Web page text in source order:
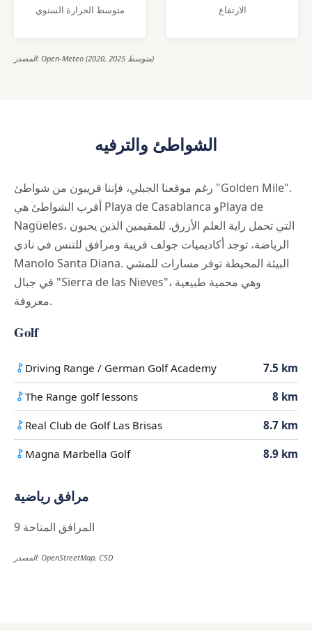
متوسط الحرارة السنوي الارتفاع
المصدر: Open-Meteo (2020, 2025 متوسط)
الشواطئ والترفيه
رغم موقعنا الجبلي، فإننا قريبون من شواطئ "Golden Mile".
أقرب الشواطئ هي Playa de Casablanca وPlaya de
Nagüeles، التي تحمل راية العلم الأزرق. للمقيمين الذين يحبون
الرياضة، توجد أكاديميات جولف قريبة ومرافق للتنس في نادي
Manolo Santa Diana. البيئة المحيطة توفر مسارات للمشي
في جبال "Sierra de las Nieves"، وهي محمية طبيعية
معروفة.
Golf
Driving Range / German Golf Academy 7.5 km
The Range golf lessons 8 km
Real Club de Golf Las Brisas 8.7 km
Magna Marbella Golf 8.9 km
مرافق رياضية
9 المرافق المتاحة
المصدر: OpenStreetMap, CSD